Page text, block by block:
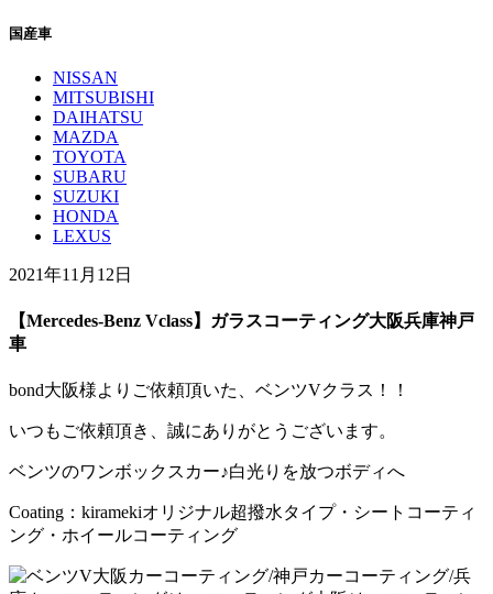
国産車
NISSAN
MITSUBISHI
DAIHATSU
MAZDA
TOYOTA
SUBARU
SUZUKI
HONDA
LEXUS
2021年11月12日
【Mercedes-Benz Vclass】ガラスコーティング大阪兵庫神戸
車
bond大阪様よりご依頼頂いた、ベンツVクラス！！
いつもご依頼頂き、誠にありがとうございます。
ベンツのワンボックスカー♪白光りを放つボディへ
Coating：kiramekiオリジナル超撥水タイプ・シートコーティ
ング・ホイールコーティング